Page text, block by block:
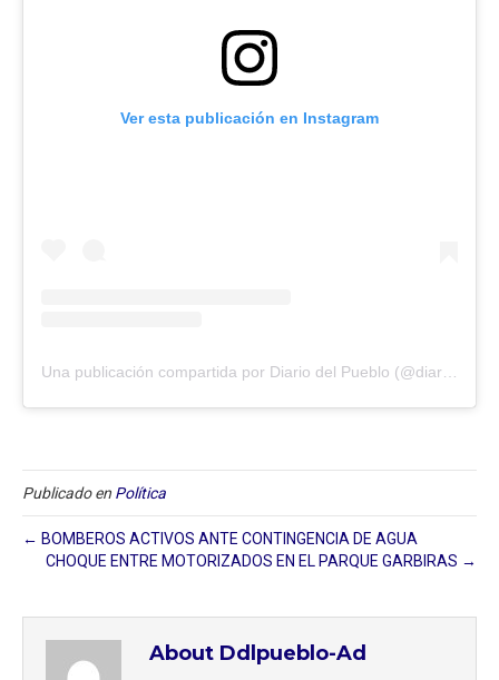
Ver esta publicación en Instagram
Publicado en Política
← BOMBEROS ACTIVOS ANTE CONTINGENCIA DE AGUA
CHOQUE ENTRE MOTORIZADOS EN EL PARQUE GARBIRAS →
About Ddlpueblo-Ad